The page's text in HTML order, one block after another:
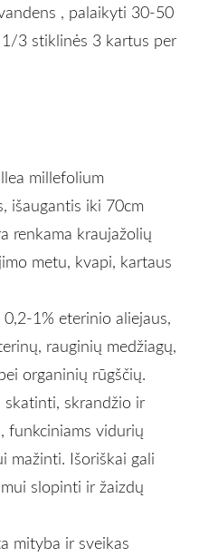
, palaikyti 30-50
3 stiklinės 3 kartus per
millefolium
išaugantis iki 70cm
renkama kraujažolių
metu, kvapi, kartaus
1% eterinio aliejaus,
rauginių medžiagų,
organinių rūgščių.
skrandžio ir
funkciniams vidurių
mažinti. Išoriškai gali
slopinti ir žaizdų
mityba ir sveikas